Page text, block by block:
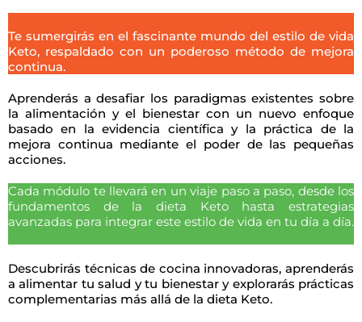
Te sumergirás en el fascinante mundo del estilo de vida
Keto, respaldado con un poderoso método de mejora
continua.
Aprenderás a desafiar los paradigmas existentes sobre
la alimentación y el bienestar con un nuevo enfoque
basado en la evidencia científica y la práctica de la
mejora continua mediante el poder de las pequeñas
acciones.
Cada módulo te llevará en un viaje paso a paso, desde los
fundamentos de la dieta Keto hasta estrategias
avanzadas para integrar este estilo de vida en tu día a día.
Descubrirás técnicas de cocina innovadoras, aprenderás
a alimentar tu salud y tu bienestar y explorarás prácticas
complementarias más allá de la dieta Keto.